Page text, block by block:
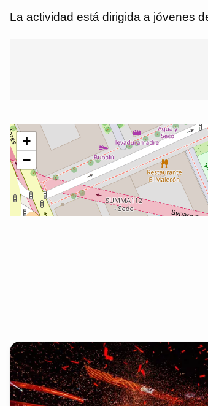
La actividad está dirigida a jóvenes